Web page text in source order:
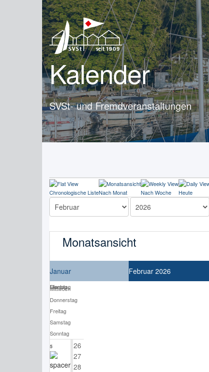
Kalender
SVSt- und Fremdveranstaltungen
Chronologische ListeNach Monat Nach Woche Heute
Monatsansicht
Januar Februar 2026
Montag
Dienstag
Mittwoch
Donnerstag
Freitag
Samstag
Sonntag
5
26
27
28